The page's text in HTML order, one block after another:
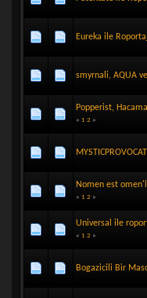
Eureka ile Roportaj
smyrnali, AQUA
Popperist,
« 1 2 »
Nomen est
« 1 2 »
Universal ile
« 1 2 »
Bogazicili Bir